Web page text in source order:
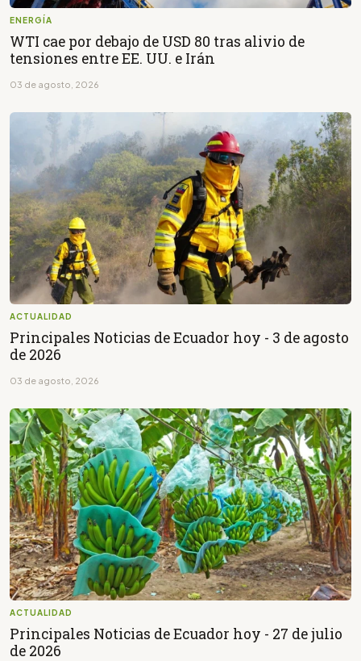
ENERGÍA
WTI cae por debajo de USD 80 tras alivio de
tensiones entre EE. UU. e Irán
03 de agosto, 2026
ACTUALIDAD
Principales Noticias de Ecuador hoy - 3 de agosto
de 2026
03 de agosto, 2026
ACTUALIDAD
Principales Noticias de Ecuador hoy - 27 de julio
de 2026